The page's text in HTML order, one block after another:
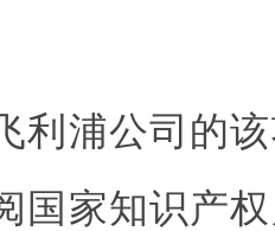
利浦公司的
国家知识产